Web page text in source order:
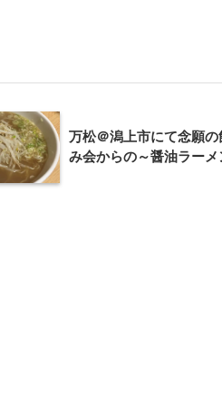
万松＠潟上市にて念願の
み会からの～醤油ラーメ